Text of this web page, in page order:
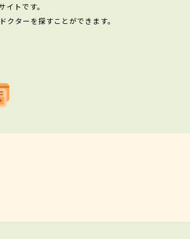
トです。
ターを探すことができます。